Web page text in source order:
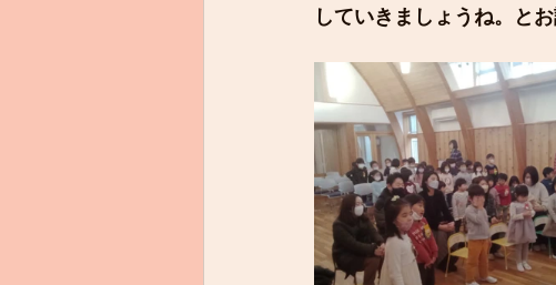
していきましょうね。と